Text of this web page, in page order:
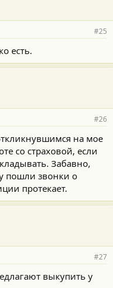
#25
есть.
#26
на мое
со страховой, если
Забавно,
пошли звонки о
протекает.
#27
выкупить у